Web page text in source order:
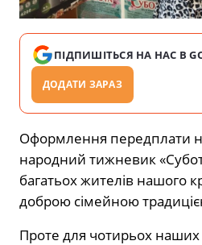
ПІДПИШІТЬСЯ НА НАС В
ДОДАТИ ЗАРАЗ
Оформлення передплати
народний тижневик
багатьох жителів нашого
доброю сімейною
Проте для чотирьох наших